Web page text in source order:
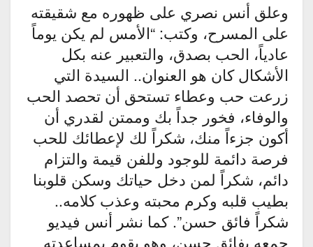
وعلق أنس نصري على ظهوره مع شقيقته
على المسرح، وكتب: “الأمس لم يكن يوماً
عادياً، الحب بصدق، والتعبير عنه بكل
الأشكال كان هو العنوان.. السيدة التي
زرعت حب وعطاء تستحق أن تحصد الحب
والوفاء، فخور جداً بك وممتن لقدري أن
أكون جزءاً منك، شكراً لك لإعطائك للحب
فرصة دائمة للوجود وللفن قيمة والتزام
دائم، شكراً لمن دخل حياتك وسكن قلوبنا
بطيب قلبه وكرم محبته وعذب كلامه..
شكراً فائق حسن”. كما نشر أنس فيديو
جمعه بفائق حسن، وهو يقوم بمساعدته